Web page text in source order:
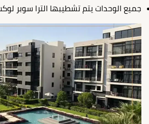
جميع الوحدات يتم تشطيبها الترا سوبر